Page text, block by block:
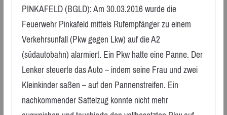
PINKAFELD (BGLD): Am 30.03.2016 wurde die
Feuerwehr Pinkafeld mittels Rufempfänger zu einem
Verkehrsunfall (Pkw gegen Lkw) auf die A2
(südautobahn) alarmiert. Ein Pkw hatte eine Panne. Der
Lenker steuerte das Auto – indem seine Frau und zwei
Kleinkinder saßen – auf den Pannenstreifen. Ein
nachkommender Sattelzug konnte nicht mehr